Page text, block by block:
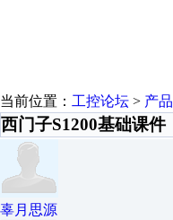
当前位置： 工控论坛 > 产品
西门子S1200基础课件
辜月思源